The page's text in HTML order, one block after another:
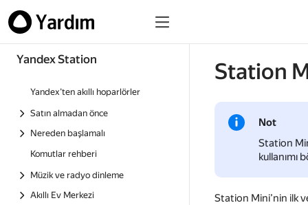
Yandex Station
Yandex’ten akıllı hoparlörler
Satın almadan önce
Nereden başlamalı
Komutlar rehberi
Müzik ve radyo dinleme
Akıllı Ev Merkezi
Station
Not
Station
kullanımı
Station Mini’nin ilk